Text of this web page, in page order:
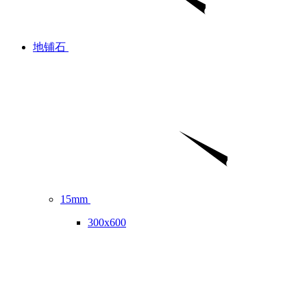
地铺石
15mm
300x600